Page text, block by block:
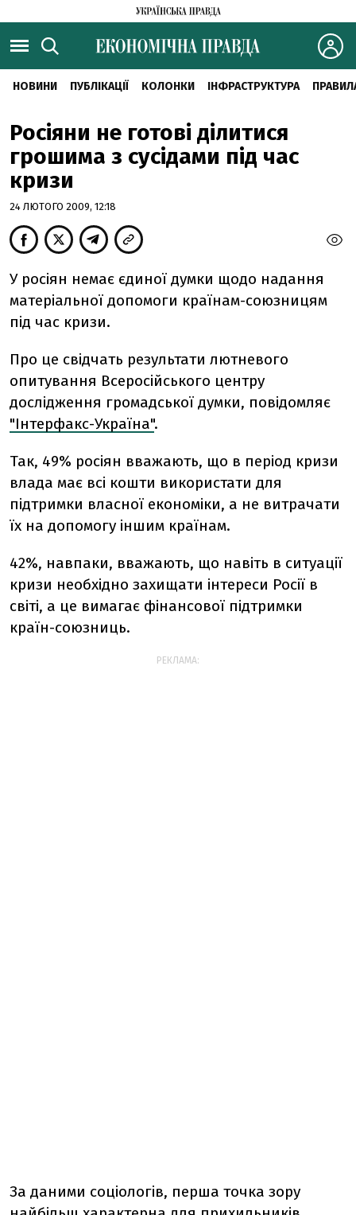
НОВИНИ ПУБЛІКАЦІЇ КОЛОНКИ ІНФРАСТРУКТУРА
Росіяни не готові ділитися
грошима з сусідами під час
кризи
24 ЛЮТОГО 2009, 12:18
У росіян немає єдиної думки щодо надання
матеріальної допомоги країнам-союзницям
під час кризи.
Про це свідчать результати лютневого
опитування Всеросійського центру
дослідження громадської думки, повідомляє
"Інтерфакс-Україна".
Так, 49% росіян вважають, що в період кризи
влада має всі кошти використати для
підтримки власної економіки, а не витрачати
їх на допомогу іншим країнам.
42%, навпаки, вважають, що навіть в ситуації
кризи необхідно захищати інтереси Росії в
світі, а це вимагає фінансової підтримки
країн-союзниць.
РЕКЛАМА:
За даними соціологів, перша точка зору